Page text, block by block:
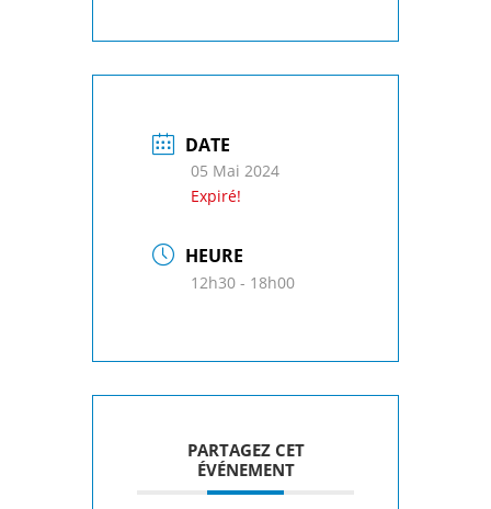
DATE
05 Mai 2024
Expiré!
HEURE
12h30 - 18h00
PARTAGEZ CET
ÉVÉNEMENT